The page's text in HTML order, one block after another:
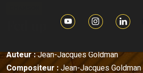
Auteur :Jean-Jacques Goldman
Compositeur :Jean-Jacques Goldman